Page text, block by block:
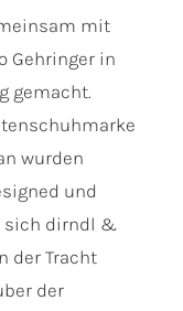
mit
Gehringer in
gemacht.
wurden
und
sich dirndl &
der Tracht
der